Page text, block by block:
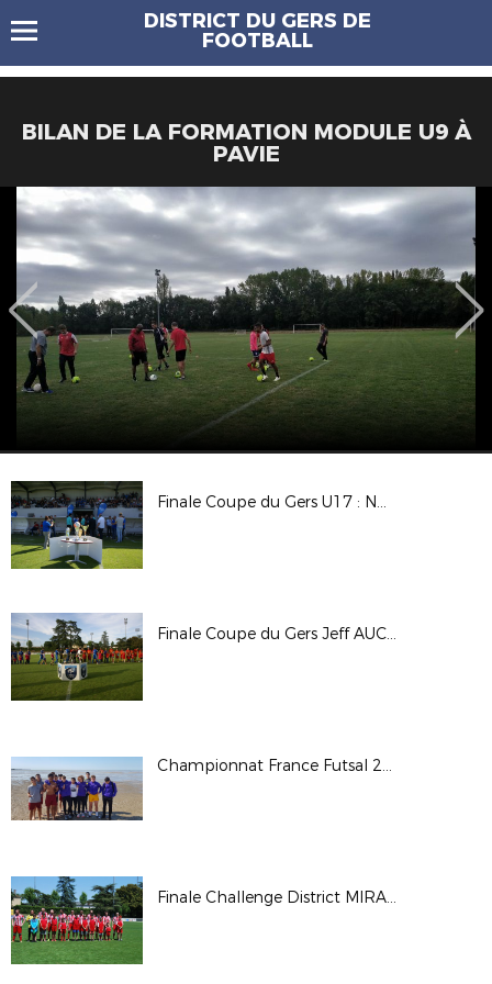
DISTRICT DU GERS DE
FOOTBALL
BILAN DE LA FORMATION MODULE U9 À
PAVIE
Finale Coupe du Gers U17 : NORD LOMAGNE 1 / AUCH FOOTBALL 2 - Score : 0 à 1
Finale Coupe du Gers Jeff AUCOURT : ASFLS 2 / EAUZE - Score 4 à 0
Championnat France Futsal 2019 Carnot
Finale Challenge District MIRANDE 2 / SCP AS 3 - Score : 0 à 0 - TAB : 2 à 4